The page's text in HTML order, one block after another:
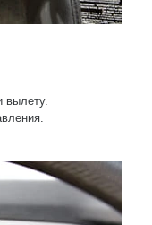
вылету.